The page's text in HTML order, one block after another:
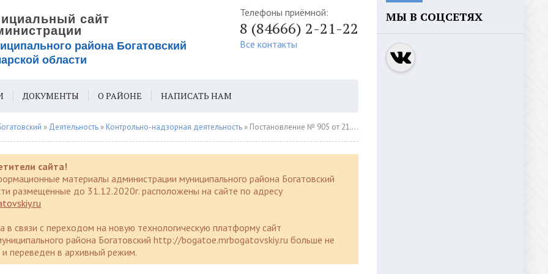
Телефоны приёмной:
8 (84666) 2-21-22
Все контакты
ДОКУМЕНТЫ О РАЙОНЕ НАПИСАТЬ НАМ
ДЛЯ СЛАБОВИДЯЩИХ
» Деятельность » Контрольно-надзорная деятельность » Постановление № 905 от 21.12.2023г.
сайта!
материалы администрации муниципального района Богатовский
размещенные до 31.12.2020г. расположены на сайте по адресу
в связи с переходом на новую технологическую платформу сайт
района Богатовский http://bogatoe.mrbogatovskiy.ru больше не
переведен в архивный режим.
МЫ В СОЦСЕТЯХ